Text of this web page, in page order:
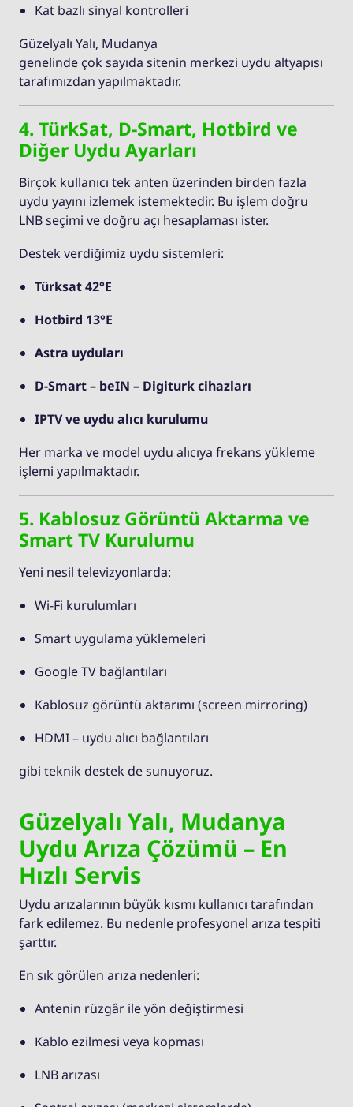
Kat bazlı sinyal kontrolleri
Güzelyalı Yalı, Mudanya
genelinde çok sayıda sitenin merkezi uydu altyapısı
tarafımızdan yapılmaktadır.
4. TürkSat, D-Smart, Hotbird ve
Diğer Uydu Ayarları
Birçok kullanıcı tek anten üzerinden birden fazla
uydu yayını izlemek istemektedir. Bu işlem doğru
LNB seçimi ve doğru açı hesaplaması ister.
Destek verdiğimiz uydu sistemleri:
Türksat 42°E
Hotbird 13°E
Astra uyduları
D-Smart – beIN – Digiturk cihazları
IPTV ve uydu alıcı kurulumu
Her marka ve model uydu alıcıya frekans yükleme
işlemi yapılmaktadır.
5. Kablosuz Görüntü Aktarma ve
Smart TV Kurulumu
Yeni nesil televizyonlarda:
Wi-Fi kurulumları
Smart uygulama yüklemeleri
Google TV bağlantıları
Kablosuz görüntü aktarımı (screen mirroring)
HDMI – uydu alıcı bağlantıları
gibi teknik destek de sunuyoruz.
Güzelyalı Yalı, Mudanya
Uydu Arıza Çözümü – En
Hızlı Servis
Uydu arızalarının büyük kısmı kullanıcı tarafından
fark edilemez. Bu nedenle profesyonel arıza tespiti
şarttır.
En sık görülen arıza nedenleri:
Antenin rüzgâr ile yön değiştirmesi
Kablo ezilmesi veya kopması
LNB arızası